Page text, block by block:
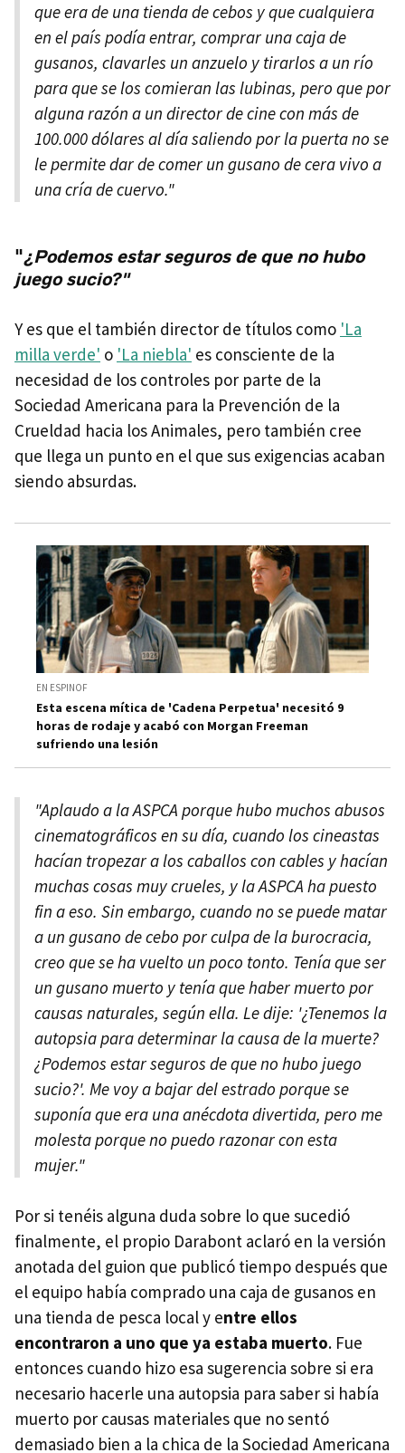
que era de una tienda de cebos y que cualquiera
en el país podía entrar, comprar una caja de
gusanos, clavarles un anzuelo y tirarlos a un río
para que se los comieran las lubinas, pero que por
alguna razón a un director de cine con más de
100.000 dólares al día saliendo por la puerta no se
le permite dar de comer un gusano de cera vivo a
una cría de cuervo."
"¿Podemos estar seguros de que no hubo
juego sucio?"
Y es que el también director de títulos como 'La
milla verde' o 'La niebla' es consciente de la
necesidad de los controles por parte de la
Sociedad Americana para la Prevención de la
Crueldad hacia los Animales, pero también cree
que llega un punto en el que sus exigencias acaban
siendo absurdas.
EN ESPINOF
Esta escena mítica de 'Cadena Perpetua' necesitó 9
horas de rodaje y acabó con Morgan Freeman
sufriendo una lesión
"Aplaudo a la ASPCA porque hubo muchos abusos
cinematográficos en su día, cuando los cineastas
hacían tropezar a los caballos con cables y hacían
muchas cosas muy crueles, y la ASPCA ha puesto
fin a eso. Sin embargo, cuando no se puede matar
a un gusano de cebo por culpa de la burocracia,
creo que se ha vuelto un poco tonto. Tenía que ser
un gusano muerto y tenía que haber muerto por
causas naturales, según ella. Le dije: '¿Tenemos la
autopsia para determinar la causa de la muerte?
¿Podemos estar seguros de que no hubo juego
sucio?'. Me voy a bajar del estrado porque se
suponía que era una anécdota divertida, pero me
molesta porque no puedo razonar con esta
mujer."
Por si tenéis alguna duda sobre lo que sucedió
finalmente, el propio Darabont aclaró en la versión
anotada del guion que publicó tiempo después que
el equipo había comprado una caja de gusanos en
una tienda de pesca local y entre ellos
encontraron a uno que ya estaba muerto. Fue
entonces cuando hizo esa sugerencia sobre si era
necesario hacerle una autopsia para saber si había
muerto por causas materiales que no sentó
demasiado bien a la chica de la Sociedad Americana